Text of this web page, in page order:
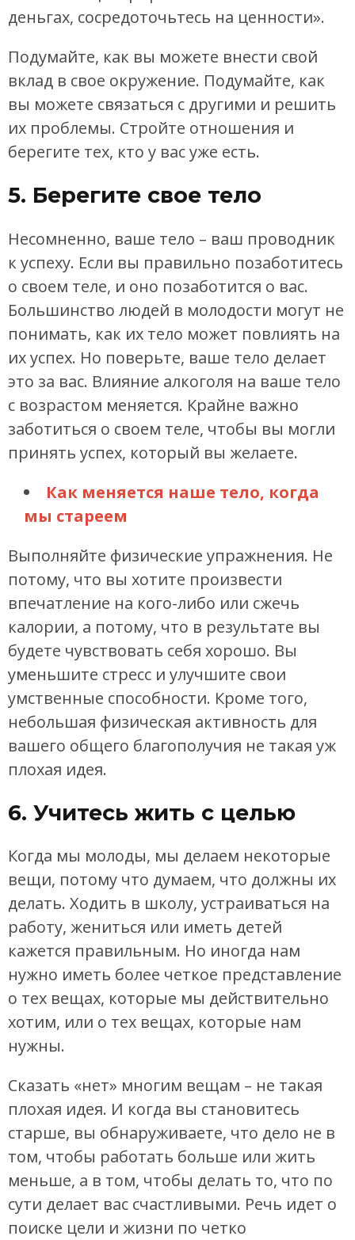
деньгах, сосредоточьтесь на ценности».
Подумайте, как вы можете внести свой
вклад в свое окружение. Подумайте, как
вы можете связаться с другими и решить
их проблемы. Стройте отношения и
берегите тех, кто у вас уже есть.
5. Берегите свое тело
Несомненно, ваше тело – ваш проводник
к успеху. Если вы правильно позаботитесь
о своем теле, и оно позаботится о вас.
Большинство людей в молодости могут не
понимать, как их тело может повлиять на
их успех. Но поверьте, ваше тело делает
это за вас. Влияние алкоголя на ваше тело
с возрастом меняется. Крайне важно
заботиться о своем теле, чтобы вы могли
принять успех, который вы желаете.
Как меняется наше тело, когда
мы стареем
Выполняйте физические упражнения. Не
потому, что вы хотите произвести
впечатление на кого-либо или сжечь
калории, а потому, что в результате вы
будете чувствовать себя хорошо. Вы
уменьшите стресс и улучшите свои
умственные способности. Кроме того,
небольшая физическая активность для
вашего общего благополучия не такая уж
плохая идея.
6. Учитесь жить с целью
Когда мы молоды, мы делаем некоторые
вещи, потому что думаем, что должны их
делать. Ходить в школу, устраиваться на
работу, жениться или иметь детей
кажется правильным. Но иногда нам
нужно иметь более четкое представление
о тех вещах, которые мы действительно
хотим, или о тех вещах, которые нам
нужны.
Сказать «нет» многим вещам – не такая
плохая идея. И когда вы становитесь
старше, вы обнаруживаете, что дело не в
том, чтобы работать больше или жить
меньше, а в том, чтобы делать то, что по
сути делает вас счастливыми. Речь идет о
поиске цели и жизни по четко